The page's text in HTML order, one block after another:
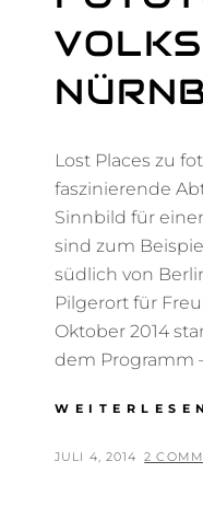
Lost Places zu
faszinierende
Sinnbild für
sind zum
südlich von
Pilgerort für
Oktober 2014
dem Programm
WEITERLESEN
POSTED
JULI 4, 2014 BY
T
2